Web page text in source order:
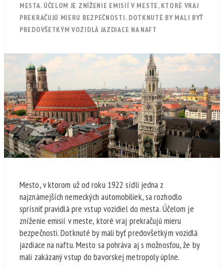
MESTA. ÚČELOM JE ZNÍŽENIE EMISIÍ V MESTE, KTORÉ VRAJ
PREKRAČUJÚ MIERU BEZPEČNOSTI. DOTKNUTÉ BY MALI BYŤ
PREDOVŠETKÝM VOZIDLÁ JAZDIACE NA NAFT
Mesto, v ktorom už od roku 1922 sídli jedna z
najznámejších nemeckých automobiliek, sa rozhodlo
sprísniť pravidlá pre vstup vozidiel do mesta. Účelom je
zníženie emisií v meste, ktoré vraj prekračujú mieru
bezpečnosti. Dotknuté by mali byť predovšetkým vozidlá
jazdiace na naftu. Mesto sa pohráva aj s možnosťou, že by
mali zakázaný vstup do bavorskej metropoly úplne.